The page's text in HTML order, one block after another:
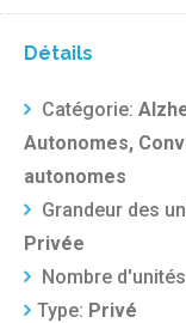
Détails
Catégorie:
Autonomes,
autonomes
Grandeur des
Privée
Nombre
Type: Privé